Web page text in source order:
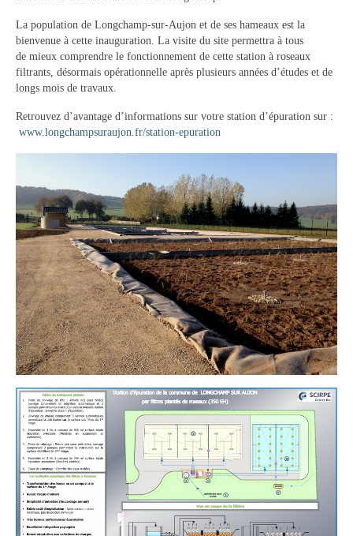
Santé
Qualité de l’eau
Téléphonie mobile / Internet
Location de salles
Services funéraires
Vie municipale
Le Conseil municipal de Longchamp-sur-
Aujon
Les réunions du Conseil municipal
La Communauté de communes
Les réunions du Conseil communautaire
(CCRB)
Budget communal & fiscalité
Vie scolaire
Scolarité
La population de Longchamp-sur-Aujon et de ses hameaux est la
bienvenue à cette inauguration. La visite du site permettra à tous
de mieux comprendre le fonctionnement de cette station à roseaux
filtrants, désormais opérationnelle après plusieurs années d’études et de
longs mois de travaux.
Retrouvez d’avantage d’informations sur votre station d’épuration sur :
www.longchampsuraujon.fr/station-epuration